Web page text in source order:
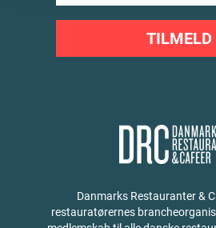
TILMELD
Danmarks Restauranter &
restauratørernes